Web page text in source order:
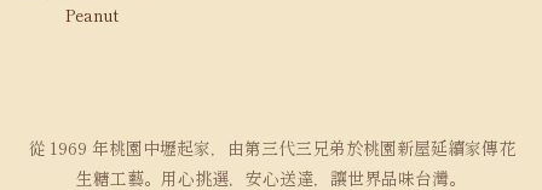
從 1969 年桃園中壢起家，由第三代三兄弟於桃園新屋延續家傳花
生糖工藝。用心挑選，安心送達，讓世界品味台灣。